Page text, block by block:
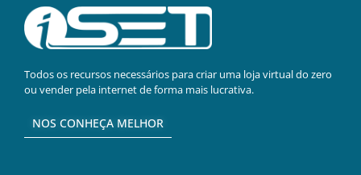
Todos os recursos necessários para criar uma loja virtual do zero
ou vender pela internet de forma mais lucrativa.
NOS CONHEÇA MELHOR